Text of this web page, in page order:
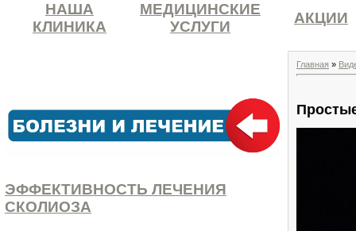
НАША
КЛИНИКА
МЕДИЦИНСКИЕ
УСЛУГИ
АКЦИИ
ЭФФЕКТИВНОСТЬ ЛЕЧЕНИЯ
СКОЛИОЗА
Главная »